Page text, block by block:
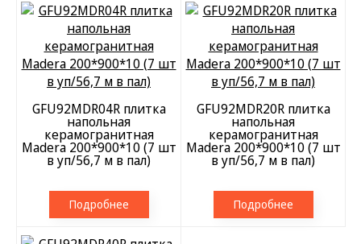
GFU92MDR04R плитка
напольная
керамогранитная
Madera 200*900*10 (7 шт
в уп/56,7 м в пал)
Подробнее
GFU92MDR20R плитка
напольная
керамогранитная
Madera 200*900*10 (7 шт
в уп/56,7 м в пал)
Подробнее